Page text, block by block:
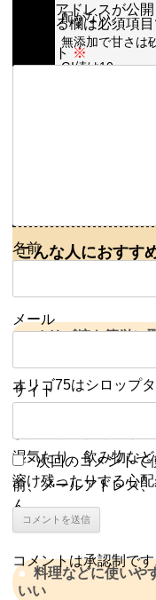
配がない。
無添加で甘さは
GI値は10。
こんな人におすす
オリゴ糖を簡単に
オリゴ75はシロップ
でそのまま飲むことも
湿気たり、飲み物な
溶け残ったりする心
ん。
料理などに使いや
いい
メールアドレスが公
いている欄は必須項
コメント※
名前
メール
サイト
次回のコメントで
前、メールアドレス、
コメントは承認制で